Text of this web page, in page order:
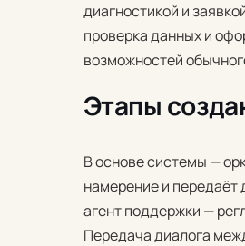
диагностикой и
проверка данных и
возможностей
Этапы
В основе системы —
намерение и передаёт
агент поддержки —
Передача диалога